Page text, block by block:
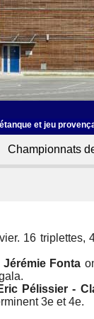
et jeu
Championnats
16 triplettes,
Fonta
Pélissier -
3e et 4e.